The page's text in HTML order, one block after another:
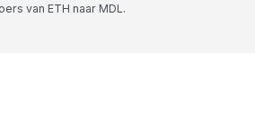
van ETH naar MDL.